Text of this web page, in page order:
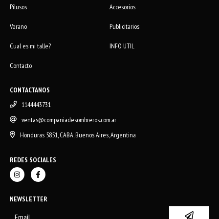
Pilusos Accesorios
Verano Publicitarios
Cual es mi talle? INFO UTIL
Contacto
CONTACTANOS
1144443731
ventas@companiadesombreros.com.ar
Honduras 5851, CABA, Buenos Aires, Argentina
REDES SOCIALES
NEWSLETTER